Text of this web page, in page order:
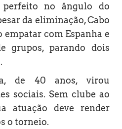
no ângulo do
da eliminação, Cabo
empatar com Espanha e
grupos, parando dois
de 40 anos, virou
sociais. Sem clube ao
atuação deve render
o torneio.